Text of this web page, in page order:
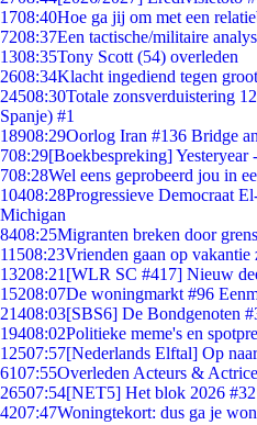
1708:40Hoe ga jij om met een
7208:37Een tactische/militaire
1308:35Tony Scott (54) overleden
2608:34Klacht ingediend tegen
24508:30Totale zonsverduistering
Spanje) #1
18908:29Oorlog Iran #136 Bridge
708:29[Boekbespreking]
708:28Wel eens geprobeerd jou in
10408:28Progressieve Democraat
Michigan
8408:25Migranten breken door
11508:23Vrienden gaan op
13208:21 [WLR SC #417] Nieuw
15208:07De woningmarkt #96
21408:03[SBS6] De Bondgenoten
19408:02Politieke meme's en
12507:57[Nederlands Elftal] Op
6107:55Overleden Acteurs &
26507:54[NET5] Het blok 2026
4207:47Woningtekort: dus ga je